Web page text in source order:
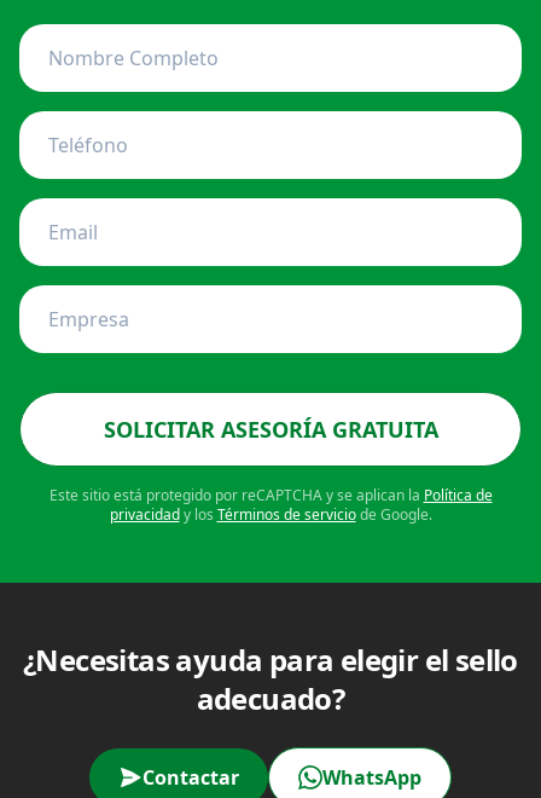
SOLICITAR ASESORÍA GRATUITA
Este sitio está protegido por reCAPTCHA y se aplican la Política de
privacidady los Términos de serviciode Google.
¿Necesitas ayuda para elegir el sello
adecuado?
Contactar WhatsApp